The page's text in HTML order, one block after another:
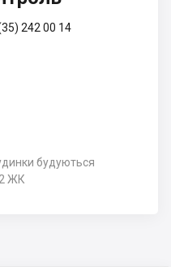
242 00 14
будуються
ЖК